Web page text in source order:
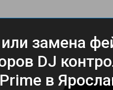
замена
DJ
в